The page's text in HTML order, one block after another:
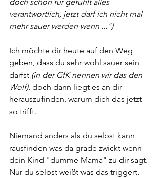
doch schon für gefühlt alles
verantwortlich, jetzt darf ich nicht mal
mehr sauer werden wenn ...")
Ich möchte dir heute auf den Weg
geben, dass du sehr wohl sauer sein
darfst (in der GfK nennen wir das den
Wolf), doch dann liegt es an dir
herauszufinden, warum dich das jetzt
so trifft.
Niemand anders als du selbst kann
rausfinden was da grade zwickt wenn
dein Kind "dumme Mama" zu dir sagt.
Nur du selbst weißt was das triggert,